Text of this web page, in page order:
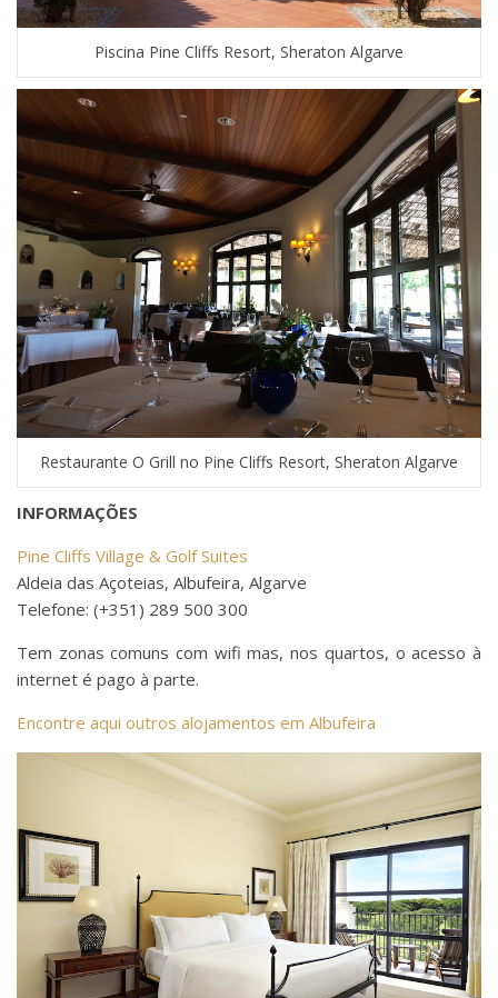
Piscina Pine Cliffs Resort, Sheraton Algarve
Restaurante O Grill no Pine Cliffs Resort, Sheraton Algarve
INFORMAÇÕES
Pine Cliffs Village & Golf Suites
Aldeia das Açoteias, Albufeira, Algarve
Telefone: (+351) 289 500 300
Tem zonas comuns com wifi mas, nos quartos, o acesso à
internet é pago à parte.
Encontre aqui outros alojamentos em Albufeira